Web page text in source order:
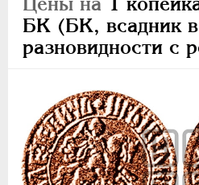
БК (БК, всадник
разновидности с
Медь
5 копеек
Полушка
Полполушки
Пробные